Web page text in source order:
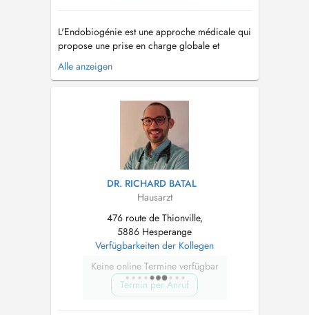
L'Endobiogénie est une approche médicale qui
propose une prise en charge globale et
personnalisée du patient. C'est une médecine
qui s'intéresse à vous dans votre globalité et
s'intéresse à l'organisation de votre vie
intérieure et cela, en y étudiant l...
Alle anzeigen
DR. RICHARD BATAL
Hausarzt
476 route de Thionville,
5886 Hesperange
Verfügbarkeiten der Kollegen
Keine online Termine verfügbar
Termin per Anruf